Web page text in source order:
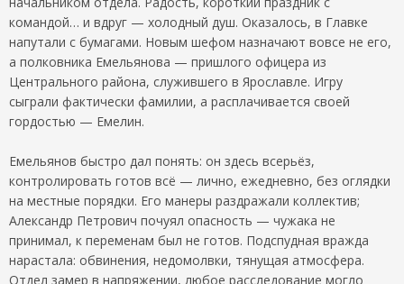
командой… и вдруг — холодный душ. Оказалось, в Главке
напутали с бумагами. Новым шефом назначают вовсе не его,
а полковника Емельянова — пришлого офицера из
Центрального района, служившего в Ярославле. Игру
сыграли фактически фамилии, а расплачивается своей
гордостью — Емелин.
Емельянов быстро дал понять: он здесь всерьёз,
контролировать готов всё — лично, ежедневно, без оглядки
на местные порядки. Его манеры раздражали коллектив;
Александр Петрович почуял опасность — чужака не
принимал, к переменам был не готов. Подспудная вражда
нарастала: обвинения, недомолвки, тянущая атмосфера.
Отдел замер в напряжении, любое расследование могло